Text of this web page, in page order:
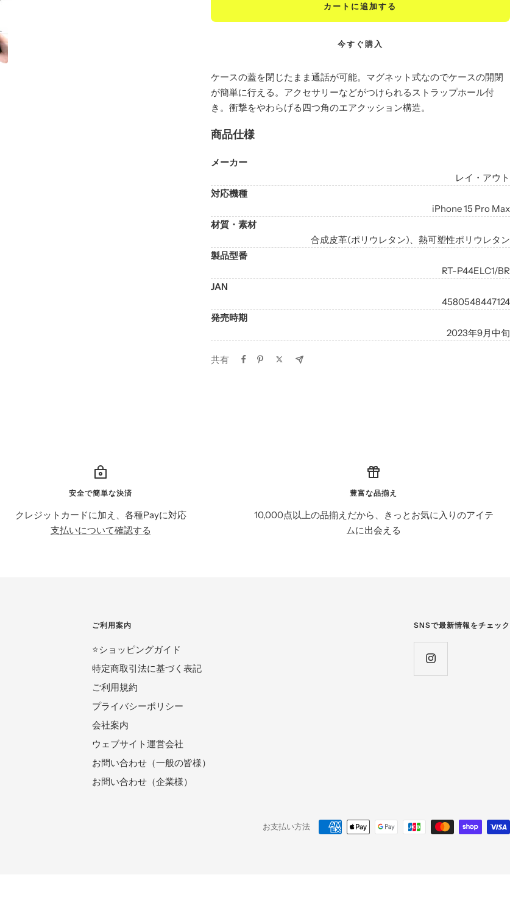
ら
や
カートに追加する
今すぐ購入
ケースの蓋を閉じたまま通話が可能。マグネット式なのでケースの開閉
が簡単に行える。アクセサリーなどがつけられるストラップホール付
き。衝撃をやわらげる四つ角のエアクッション構造。
商品仕様
メーカー
レイ・アウト
対応機種
iPhone 15 Pro Max
材質・素材
合成皮革(ポリウレタン)、熱可塑性ポリウレタン
製品型番
RT-P44ELC1/BR
JAN
4580548447124
発売時期
2023年9月中旬
共有
安全で簡単な決済
クレジットカードに加え、各種Payに対応
支払いについて確認する
豊富な品揃え
10,000点以上の品揃えだから、きっとお気に入りのアイテ
ムに出会える
ご利用案内
⭐️ショッピングガイド
特定商取引法に基づく表記
ご利用規約
プライバシーポリシー
会社案内
ウェブサイト運営会社
お問い合わせ（一般の皆様）
お問い合わせ（企業様）
SNSで最新情報をチェック
お支払い方法